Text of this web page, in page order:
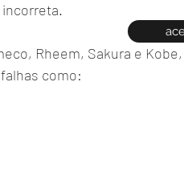
Rheem, Sakura e
como: